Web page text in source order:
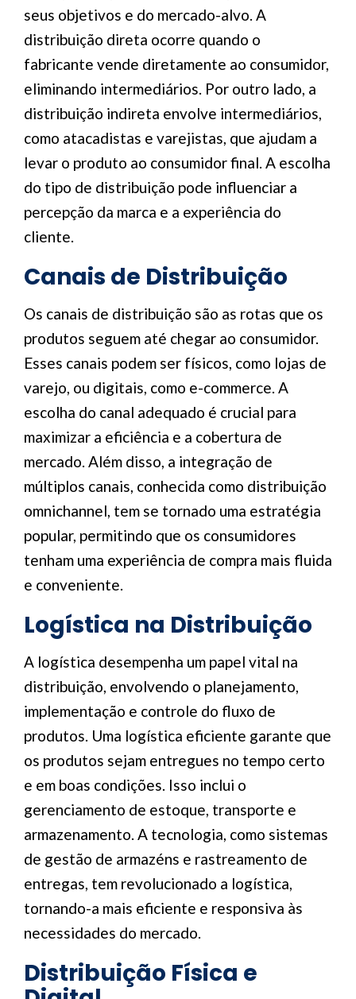
seus objetivos e do mercado-alvo. A
distribuição direta ocorre quando o
fabricante vende diretamente ao consumidor,
eliminando intermediários. Por outro lado, a
distribuição indireta envolve intermediários,
como atacadistas e varejistas, que ajudam a
levar o produto ao consumidor final. A escolha
do tipo de distribuição pode influenciar a
percepção da marca e a experiência do
cliente.
Canais de Distribuição
Os canais de distribuição são as rotas que os
produtos seguem até chegar ao consumidor.
Esses canais podem ser físicos, como lojas de
varejo, ou digitais, como e-commerce. A
escolha do canal adequado é crucial para
maximizar a eficiência e a cobertura de
mercado. Além disso, a integração de
múltiplos canais, conhecida como distribuição
omnichannel, tem se tornado uma estratégia
popular, permitindo que os consumidores
tenham uma experiência de compra mais fluida
e conveniente.
Logística na Distribuição
A logística desempenha um papel vital na
distribuição, envolvendo o planejamento,
implementação e controle do fluxo de
produtos. Uma logística eficiente garante que
os produtos sejam entregues no tempo certo
e em boas condições. Isso inclui o
gerenciamento de estoque, transporte e
armazenamento. A tecnologia, como sistemas
de gestão de armazéns e rastreamento de
entregas, tem revolucionado a logística,
tornando-a mais eficiente e responsiva às
necessidades do mercado.
Distribuição Física e